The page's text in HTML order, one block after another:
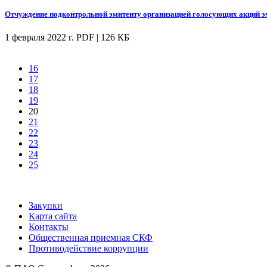
Отчуждение подконтрольной эмитенту организацией голосующих акций
1 февраля 2022 г. PDF | 126 КБ
16
17
18
19
20
21
22
23
24
25
Закупки
Карта сайта
Контакты
Общественная приемная СКФ
Противодействие коррупции